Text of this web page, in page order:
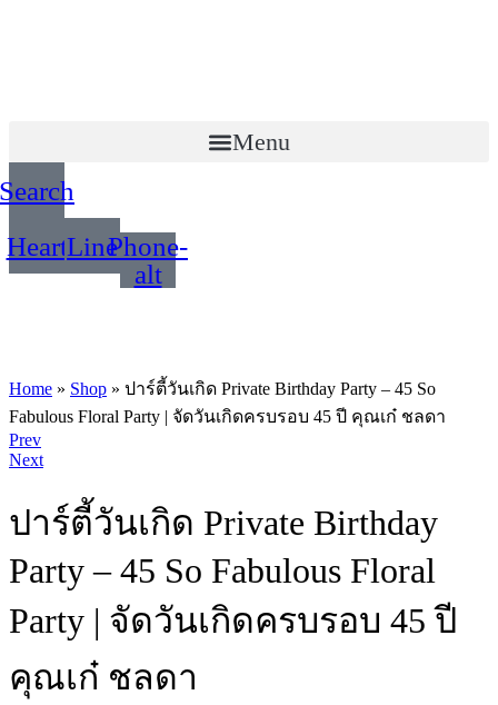
Menu
Search
HeartLinePhone-
alt
Home » Shop » ปาร์ตี้วันเกิด Private Birthday Party – 45 So
Fabulous Floral Party | จัดวันเกิดครบรอบ 45 ปี คุณเก๋ ชลดา
Product
navigation
Prev
Next
ปาร์ตี้วันเกิด Private Birthday
Party – 45 So Fabulous Floral
Party | จัดวันเกิดครบรอบ 45 ปี
คุณเก๋ ชลดา